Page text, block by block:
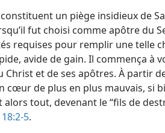
un piège insidieux de
fut choisi comme apôtre du
requises pour remplir une telle
avide de gain. Il commença à
Christ et de ses apôtres. À partir
cœur de plus en plus mauvais, si
alors tout, devenant le “fils de
18:2-5.